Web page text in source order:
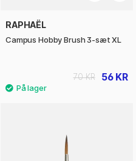
RAPHAËL
Campus Hobby Brush 3-sæt XL
56 KR
70 KR